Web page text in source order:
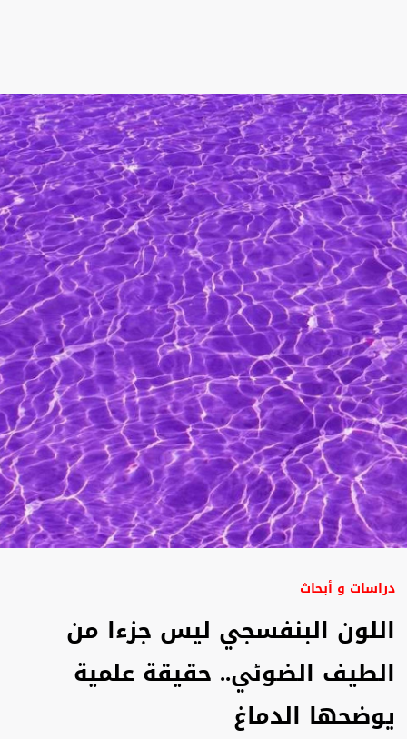
دراسات و أبحاث
اللون البنفسجي ليس جزءا من
الطيف الضوئي.. حقيقة علمية
يوضحها الدماغ